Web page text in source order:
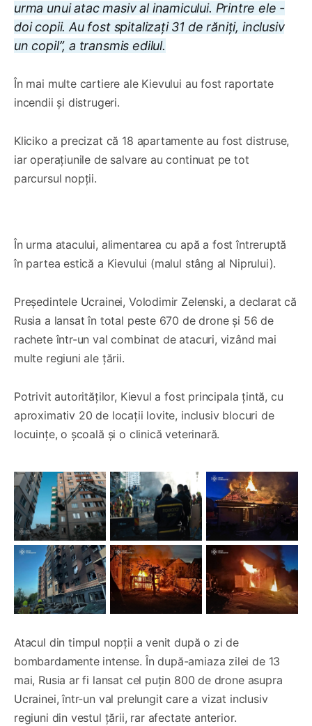
urma unui atac masiv al inamicului. Printre ele -
doi copii. Au fost spitalizați 31 de răniți, inclusiv
un copil”, a transmis edilul.
În mai multe cartiere ale Kievului au fost raportate
incendii și distrugeri.
Kliciko a precizat că 18 apartamente au fost distruse,
iar operațiunile de salvare au continuat pe tot
parcursul nopții.
În urma atacului, alimentarea cu apă a fost întreruptă
în partea estică a Kievului (malul stâng al Niprului).
Președintele Ucrainei, Volodimir Zelenski, a declarat că
Rusia a lansat în total peste 670 de drone și 56 de
rachete într-un val combinat de atacuri, vizând mai
multe regiuni ale țării.
Potrivit autorităților, Kievul a fost principala țintă, cu
aproximativ 20 de locații lovite, inclusiv blocuri de
locuințe, o școală și o clinică veterinară.
Atacul din timpul nopții a venit după o zi de
bombardamente intense. În după-amiaza zilei de 13
mai, Rusia ar fi lansat cel puțin 800 de drone asupra
Ucrainei, într-un val prelungit care a vizat inclusiv
regiuni din vestul țării, rar afectate anterior.